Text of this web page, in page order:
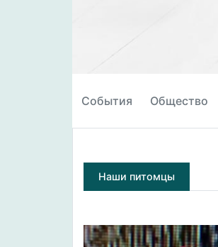
События Общество
Наши питомцы